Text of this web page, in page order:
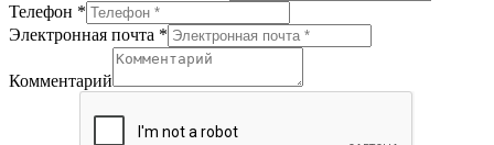
Телефон *
Электронная почта *
Комментарий